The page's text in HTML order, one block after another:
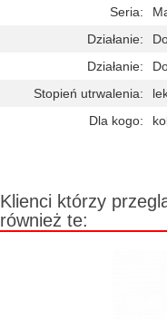
Seria:
Działanie:
Działanie:
Stopień utrwalenia:
Dla kogo:
Klienci którzy
również te: